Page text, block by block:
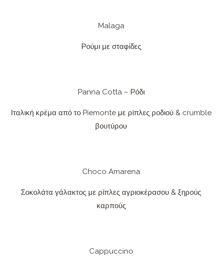
Malaga
Ρούμι με σταφίδες
Panna Cotta – Ρόδι
Ιταλική κρέμα από το Piemonte με ρίπλες ροδιού & crumble
βουτύρου
Choco Amarena
Σοκολάτα γάλακτος με ρίπλες αγριοκέρασου & ξηρούς
καρπούς
Cappuccino